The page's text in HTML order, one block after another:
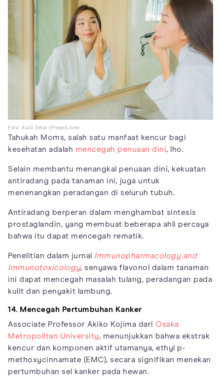
Foto: Kulit Sehat (Freepik.com)
Tahukah Moms, salah satu manfaat kencur bagi
kesehatan adalah mencegah penuaan dini, lho.
Selain membantu menangkal penuaan dini, kekuatan
antiradang pada tanaman ini, juga untuk
menenangkan peradangan di seluruh tubuh.
Antiradang berperan dalam menghambat sintesis
prostaglandin, yang membuat beberapa ahli percaya
bahwa itu dapat mencegah rematik.
Penelitian dalam jurnal Immunopharmacology and
Immunotoxicology, senyawa flavonol dalam tanaman
ini dapat mencegah masalah tulang, peradangan pada
kulit dan penyakit lambung.
14. Mencegah Pertumbuhan Kanker
Associate Professor Akiko Kojima dari Osaka
Metropolitan University, menunjukkan bahwa ekstrak
kencur dan komponen aktif utamanya, ethyl p-
methoxycinnamate (EMC), secara signifikan menekan
pertumbuhan sel kanker pada hewan.